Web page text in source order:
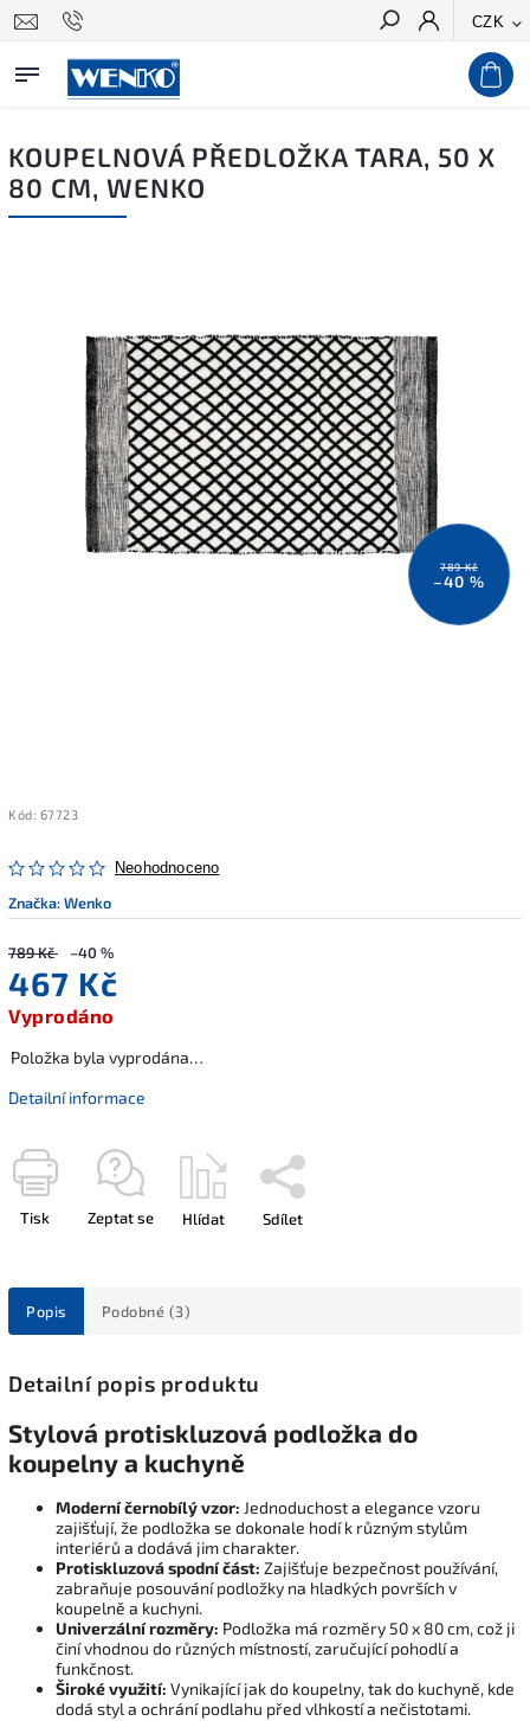
CZK
Hledat
KOUPELNOVÁ PŘEDLOŽKA TARA, 50 X
80 CM, WENKO
789 Kč
–40 %
Kód: 67723
Neohodnoceno
Značka:Wenko
789 Kč –40 %
467 Kč
Vyprodáno
Položka byla vyprodána…
Detailní informace
Tisk Zeptat se Hlídat Sdílet
Popis Podobné (3)
Detailní popis produktu
Stylová protiskluzová podložka do
koupelny a kuchyně
Moderní černobílý vzor: Jednoduchost a elegance vzoru
zajišťují, že podložka se dokonale hodí k různým stylům
interiérů a dodává jim charakter.
Protiskluzová spodní část: Zajišťuje bezpečnost používání,
zabraňuje posouvání podložky na hladkých površích v
koupelně a kuchyni.
Univerzální rozměry: Podložka má rozměry 50 x 80 cm, což ji
činí vhodnou do různých místností, zaručující pohodlí a
funkčnost.
Široké využití: Vynikající jak do koupelny, tak do kuchyně, kde
dodá styl a ochrání podlahu před vlhkostí a nečistotami.